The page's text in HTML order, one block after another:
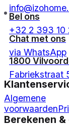
Bel ons
+32 2 393 10
Chat met ons
via WhatsApp
1800
Fabriekstraat
Algemene
voorwaarden
Berekenen